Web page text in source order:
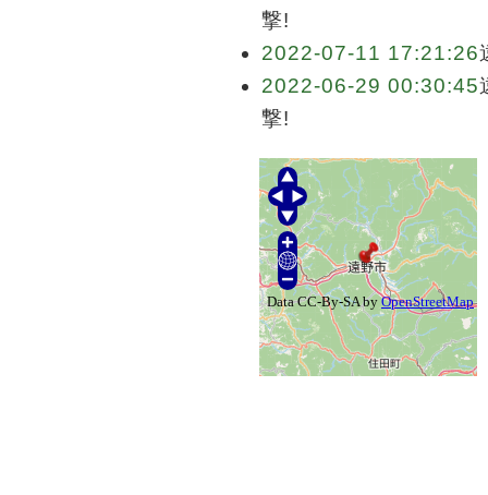
撃!
2022-07-11 17:21:26
2022-06-29 00:30:45
撃!